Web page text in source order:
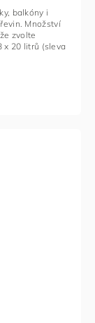
balkóny i
Množství
zvolte
x 20 litrů (sleva